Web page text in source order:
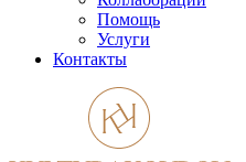
Помощь
Услуги
Контакты